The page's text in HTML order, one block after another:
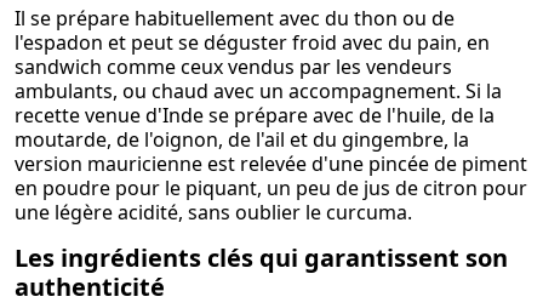
Il se prépare habituellement avec du thon ou de
l'espadon et peut se déguster froid avec du pain, en
sandwich comme ceux vendus par les vendeurs
ambulants, ou chaud avec un accompagnement. Si la
recette venue d'Inde se prépare avec de l'huile, de la
moutarde, de l'oignon, de l'ail et du gingembre, la
version mauricienne est relevée d'une pincée de piment
en poudre pour le piquant, un peu de jus de citron pour
une légère acidité, sans oublier le curcuma.
Les ingrédients clés qui garantissent son
authenticité